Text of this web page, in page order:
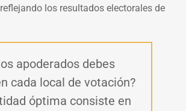
los resultados electorales de
apoderados debes
cada local de votación?
óptima consiste en